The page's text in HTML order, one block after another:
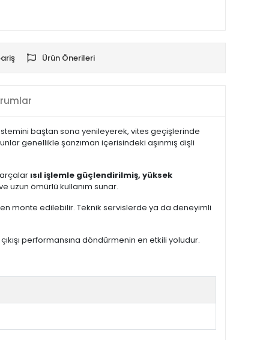
Ürün Önerileri
baştan sona yenileyerek, vites geçişlerinde
genellikle şanzıman içerisindeki aşınmış dişli
ısıl işlemle güçlendirilmiş, yüksek
uzun ömürlü kullanım sunar.
monte edilebilir. Teknik servislerde ya da deneyimli
performansına döndürmenin en etkili yoludur.